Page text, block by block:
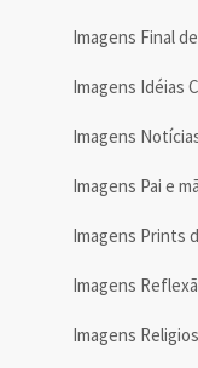
Imagens Final
Imagens Idéias
Imagens
Imagens Pai e
Imagens Prints
Imagens
Imagens